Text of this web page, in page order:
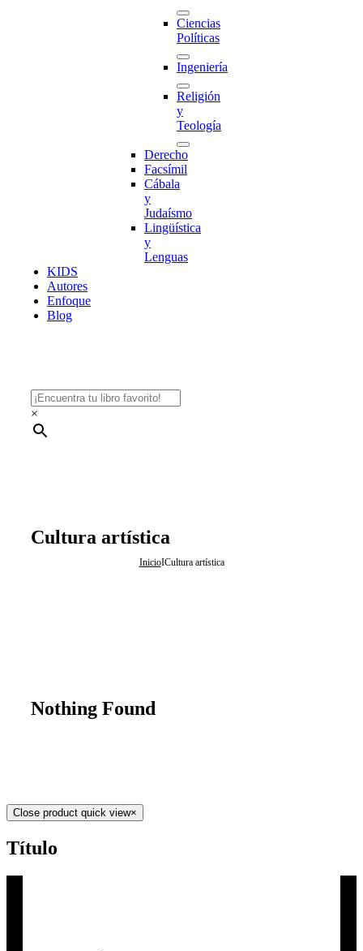
Ciencias
Políticas
Ingeniería
Religión
y
Teología
Derecho
Facsímil
Cábala
y
Judaísmo
Lingüística
y
Lenguas
KIDS
Autores
Enfoque
Blog
×
Cultura artística
InicioICultura artística
Nothing Found
Close product quick view×
Título